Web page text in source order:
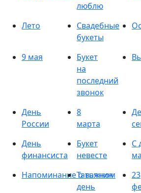
люблю
Лето
Свадебные
букеты
9 мая
Букет
на
последний
звонок
День
России
8
марта
День
финансиста
Букет
невесте
С
Напоминание о важном
Татьянин
день
23